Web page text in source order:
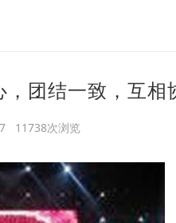
团结一致，互相
11738次浏览